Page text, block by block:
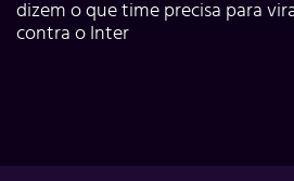
dizem o que time precisa para
contra o Inter